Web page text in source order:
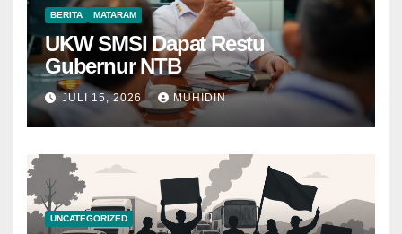
BERITA MATARAM
UKW SMSI Dapat Restu
Gubernur NTB
JULI 15, 2026 MUHIDIN
UNCATEGORIZED